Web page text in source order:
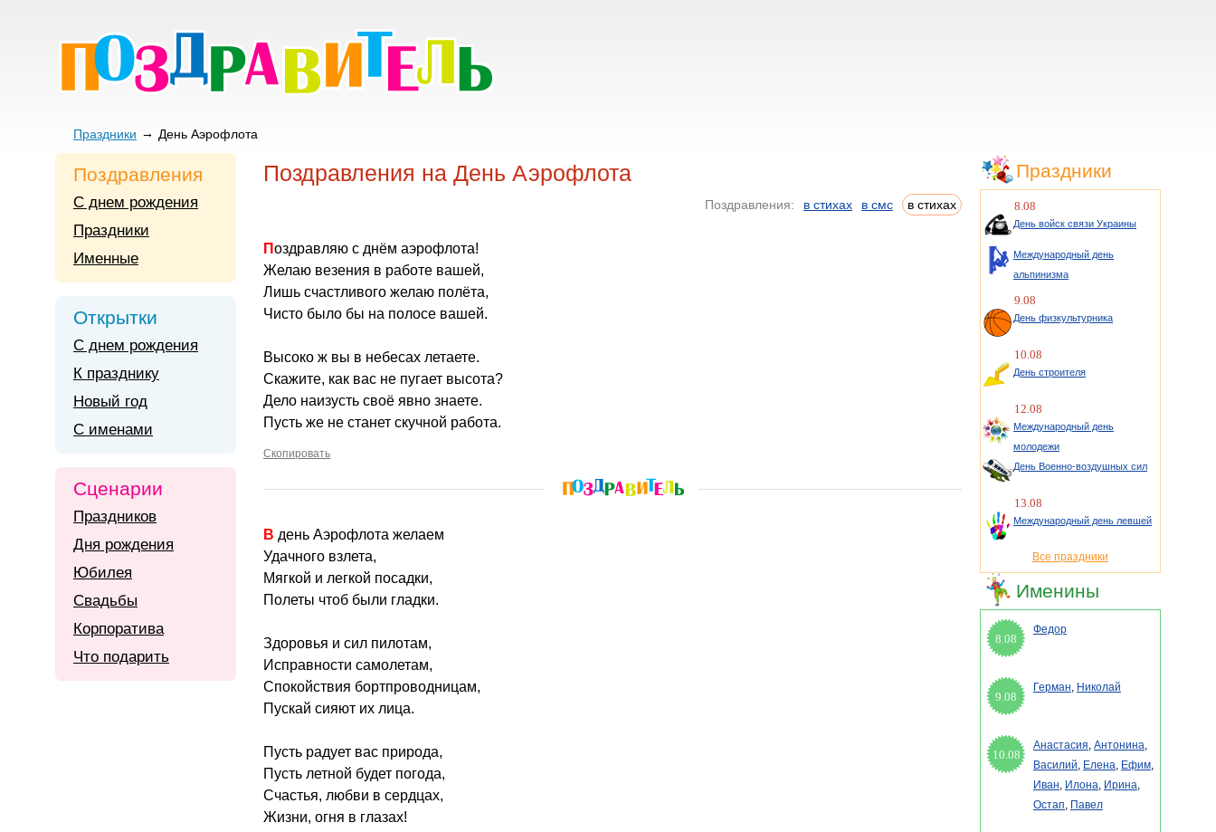
Праздники День Аэрофлота
Поздравления на День Аэрофлота
Поздравления: в стихах в смс в стихах
Поздравляю с днём аэрофлота!
Желаю везения в работе вашей,
Лишь счастливого желаю полёта,
Чисто было бы на полосе вашей.
Высоко ж вы в небесах летаете.
Скажите, как вас не пугает высота?
Дело наизусть своё явно знаете.
Пусть же не станет скучной работа.
Скопировать
В день Аэрофлота желаем
Удачного взлета,
Мягкой и легкой посадки,
Полеты чтоб были гладки.
Здоровья и сил пилотам,
Исправности самолетам,
Спокойствия бортпроводницам,
Пускай сияют их лица.
Пусть радует вас природа,
Пусть летной будет погода,
Счастья, любви в сердцах,
Жизни, огня в глазах!
Поздравления
С днем рождения
Праздники
Именные
Открытки
С днем рождения
К празднику
Новый год
С именами
Сценарии
Праздников
Дня рождения
Юбилея
Свадьбы
Корпоратива
Что подарить
Праздники
8.08
День войск связи Украины
Международный день
альпинизма
9.08
День физкультурника
10.08
День строителя
12.08
Международный день
молодежи
День Военно-воздушных сил
13.08
Международный день левшей
Все праздники
Именины
8.08
Федор
9.08
Герман, Николай
10.08
Анастасия, Антонина,
Василий, Елена, Ефим,
Иван, Илона, Ирина,
Остап, Павел